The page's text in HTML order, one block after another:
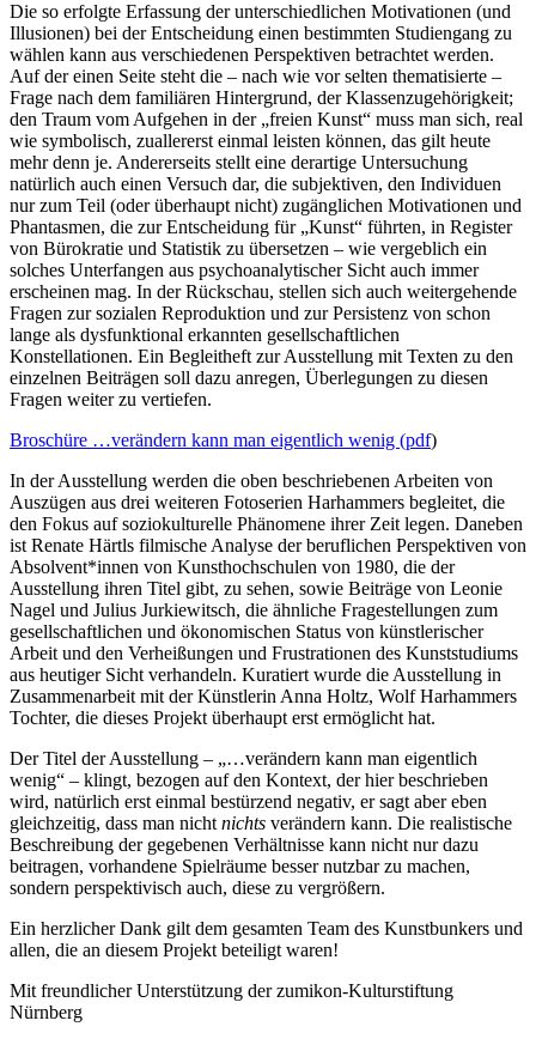
Die so erfolgte Erfassung der unterschiedlichen Motivationen (und
Illusionen) bei der Entscheidung einen bestimmten Studiengang zu
wählen kann aus verschiedenen Perspektiven betrachtet werden.
Auf der einen Seite steht die – nach wie vor selten thematisierte –
Frage nach dem familiären Hintergrund, der Klassenzugehörigkeit;
den Traum vom Aufgehen in der „freien Kunst“ muss man sich, real
wie symbolisch, zuallererst einmal leisten können, das gilt heute
mehr denn je. Andererseits stellt eine derartige Untersuchung
natürlich auch einen Versuch dar, die subjektiven, den Individuen
nur zum Teil (oder überhaupt nicht) zugänglichen Motivationen und
Phantasmen, die zur Entscheidung für „Kunst“ führten, in Register
von Bürokratie und Statistik zu übersetzen – wie vergeblich ein
solches Unterfangen aus psychoanalytischer Sicht auch immer
erscheinen mag. In der Rückschau, stellen sich auch weitergehende
Fragen zur sozialen Reproduktion und zur Persistenz von schon
lange als dysfunktional erkannten gesellschaftlichen
Konstellationen. Ein Begleitheft zur Ausstellung mit Texten zu den
einzelnen Beiträgen soll dazu anregen, Überlegungen zu diesen
Fragen weiter zu vertiefen.
Broschüre …verändern kann man eigentlich wenig (pdf)
In der Ausstellung werden die oben beschriebenen Arbeiten von
Auszügen aus drei weiteren Fotoserien Harhammers begleitet, die
den Fokus auf soziokulturelle Phänomene ihrer Zeit legen. Daneben
ist Renate Härtls filmische Analyse der beruflichen Perspektiven von
Absolvent*innen von Kunsthochschulen von 1980, die der
Ausstellung ihren Titel gibt, zu sehen, sowie Beiträge von Leonie
Nagel und Julius Jurkiewitsch, die ähnliche Fragestellungen zum
gesellschaftlichen und ökonomischen Status von künstlerischer
Arbeit und den Verheißungen und Frustrationen des Kunststudiums
aus heutiger Sicht verhandeln. Kuratiert wurde die Ausstellung in
Zusammenarbeit mit der Künstlerin Anna Holtz, Wolf Harhammers
Tochter, die dieses Projekt überhaupt erst ermöglicht hat.
Der Titel der Ausstellung – „…verändern kann man eigentlich
wenig“ – klingt, bezogen auf den Kontext, der hier beschrieben
wird, natürlich erst einmal bestürzend negativ, er sagt aber eben
gleichzeitig, dass man nicht nichts verändern kann. Die realistische
Beschreibung der gegebenen Verhältnisse kann nicht nur dazu
beitragen, vorhandene Spielräume besser nutzbar zu machen,
sondern perspektivisch auch, diese zu vergrößern.
Ein herzlicher Dank gilt dem gesamten Team des Kunstbunkers und
allen, die an diesem Projekt beteiligt waren!
Mit freundlicher Unterstützung der zumikon-Kulturstiftung
Nürnberg